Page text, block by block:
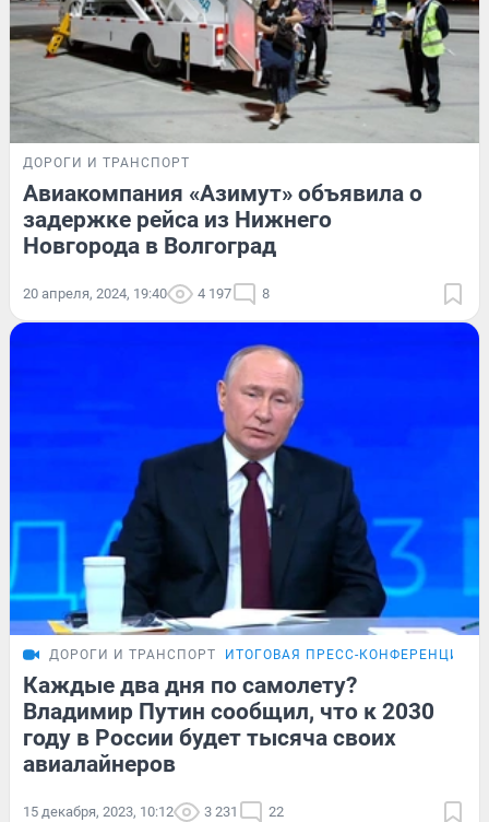
ДОРОГИ И ТРАНСПОРТ
Авиакомпания «Азимут» объявила о
задержке рейса из Нижнего
Новгорода в Волгоград
20 апреля, 2024, 19:40 4 197 8
ДОРОГИ И ТРАНСПОРТ ИТОГОВАЯ ПРЕСС-КОНФЕРЕНЦИЯ
Каждые два дня по самолету?
Владимир Путин сообщил, что к 2030
году в России будет тысяча своих
авиалайнеров
15 декабря, 2023, 10:12 3 231 22